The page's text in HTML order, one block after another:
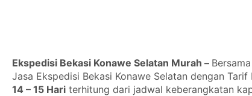
Ekspedisi Bekasi Konawe Selatan Murah –
Jasa Ekspedisi Bekasi Konawe Selatan dengan Tarif
14 – 15 Hari terhitung dari jadwal keberangkatan